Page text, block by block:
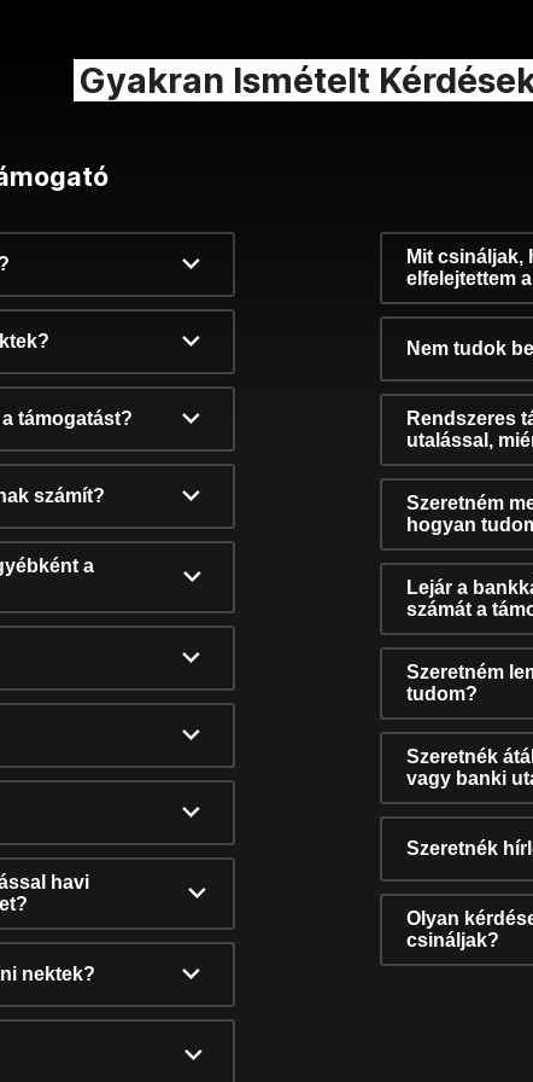
Gyakran Ismételt
támogatást?
számít?
a
havi
nektek?
Mit csináljak,
elfelejtettem
Nem tudok
Rendszeres
utalással,
Szeretném
hogyan
Lejár a
számát a
Szeretném
tudom?
Szeretnék
vagy banki
Szeretnék
Olyan
csináljak?